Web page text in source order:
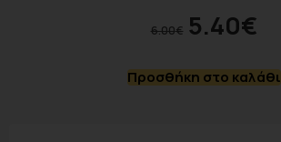
6.00€ 5.40€
Προσθήκη στο καλάθι